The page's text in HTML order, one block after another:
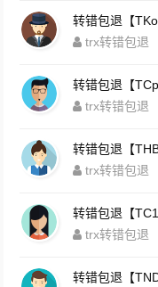
trx转错包退
trx转错包退
trx转错包退
trx转错包退